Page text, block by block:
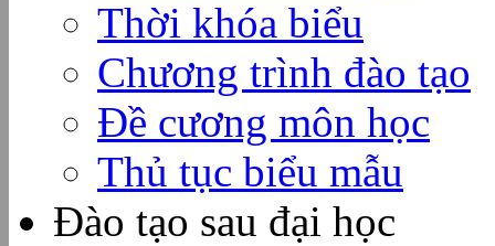
Thời khóa biểu
Chương trình đào tạo
Đề cương môn học
Thủ tục biểu mẫu
Đào tạo sau đại học